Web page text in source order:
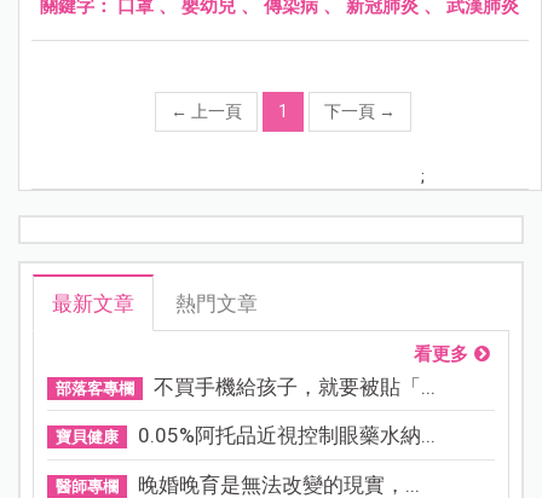
關鍵字： 口罩 、 嬰幼兒 、 傳染病 、 新冠肺炎 、 武漢肺炎
← 上一頁 1 下一頁 →
;
最新文章 熱門文章
看更多
部落客專欄 不買手機給孩子，就要被貼「...
寶貝健康 0.05%阿托品近視控制眼藥水納...
醫師專欄 晚婚晚育是無法改變的現實，...